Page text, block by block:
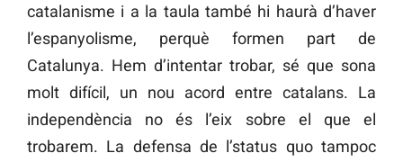
catalanisme i a la taula també hi haurà d’haver
l’espanyolisme, perquè formen part de
Catalunya. Hem d’intentar trobar, sé que sona
molt difícil, un nou acord entre catalans. La
independència no és l’eix sobre el que el
trobarem. La defensa de l’status quo tampoc